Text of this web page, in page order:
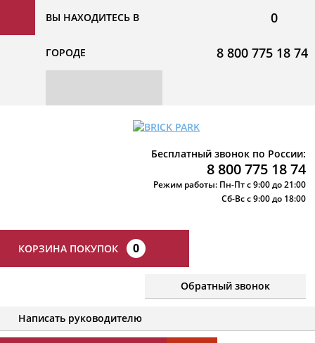
ВЫ НАХОДИТЕСЬ В
ГОРОДЕ
0
8 800 775 18 74
Бесплатный звонок по России:
8 800 775 18 74
Режим работы: Пн-Пт с 9:00 до 21:00
Сб-Вс с 9:00 до 18:00
КОРЗИНА ПОКУПОК 0
Обратный звонок
Написать руководителю